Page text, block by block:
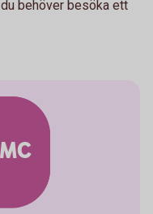
behöver besöka ett